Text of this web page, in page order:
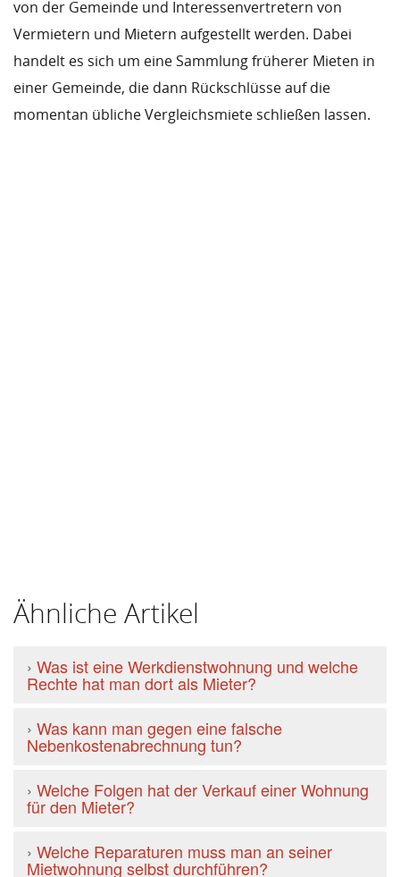
von der Gemeinde und Interessenvertretern von
Vermietern und Mietern aufgestellt werden. Dabei
handelt es sich um eine Sammlung früherer Mieten in
einer Gemeinde, die dann Rückschlüsse auf die
momentan übliche Vergleichsmiete schließen lassen.
Ähnliche Artikel
› Was ist eine Werkdienstwohnung und welche
Rechte hat man dort als Mieter?
› Was kann man gegen eine falsche
Nebenkostenabrechnung tun?
› Welche Folgen hat der Verkauf einer Wohnung
für den Mieter?
› Welche Reparaturen muss man an seiner
Mietwohnung selbst durchführen?